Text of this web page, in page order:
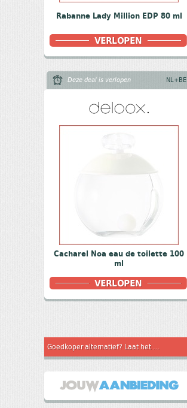
Rabanne Lady Million EDP 80 ml
Deze deal is verlopen NL+BE
Cacharel Noa eau de toilette 100
ml
Goedkoper alternatief? Laat het weten aan andere koopjesjagers! In samenwerking met: